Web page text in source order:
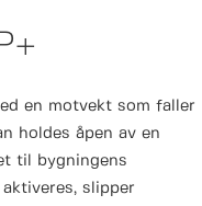
en motvekt som faller
holdes åpen av en
til bygningens
slipper